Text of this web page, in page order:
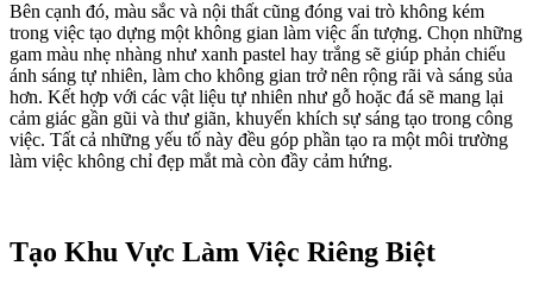
Bên cạnh đó, màu sắc và nội thất cũng đóng vai trò không kém
trong việc tạo dựng một không gian làm việc ấn tượng. Chọn những
gam màu nhẹ nhàng như xanh pastel hay trắng sẽ giúp phản chiếu
ánh sáng tự nhiên, làm cho không gian trở nên rộng rãi và sáng sủa
hơn. Kết hợp với các vật liệu tự nhiên như gỗ hoặc đá sẽ mang lại
cảm giác gần gũi và thư giãn, khuyến khích sự sáng tạo trong công
việc. Tất cả những yếu tố này đều góp phần tạo ra một môi trường
làm việc không chỉ đẹp mắt mà còn đầy cảm hứng.
Tạo Khu Vực Làm Việc Riêng Biệt